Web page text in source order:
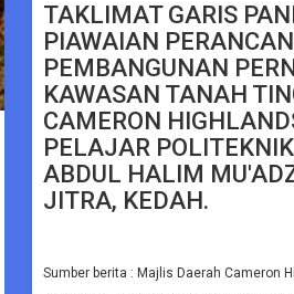
TAKLIMAT GARIS
PIAWAIAN
PEMBANGUNAN
KAWASAN TANAH
CAMERON
PELAJAR
ABDUL HALIM
JITRA, KEDAH.
Sumber berita : Majlis Daerah Cameron